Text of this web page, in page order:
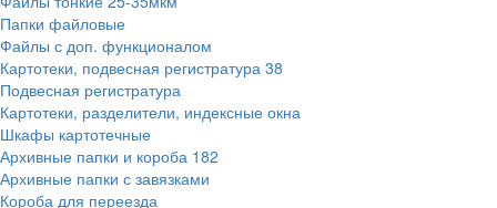
Папки файловые
Файлы с доп. функционалом
Картотеки, подвесная регистратура 38
Подвесная регистратура
Картотеки, разделители, индексные окна
Шкафы картотечные
Архивные папки и короба 182
Архивные папки с завязками
Короба для переезда